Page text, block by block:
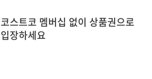
코스트코 멤버십 없이 상품권으로
입장하세요